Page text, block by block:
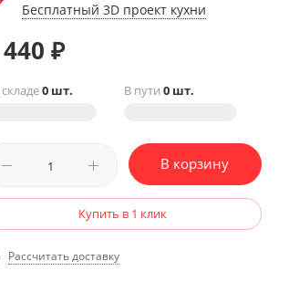
Бесплатный 3D проект кухни
₽
0 шт. В пути 0 шт.
В корзину
Купить в 1 клик
Рассчитать доставку